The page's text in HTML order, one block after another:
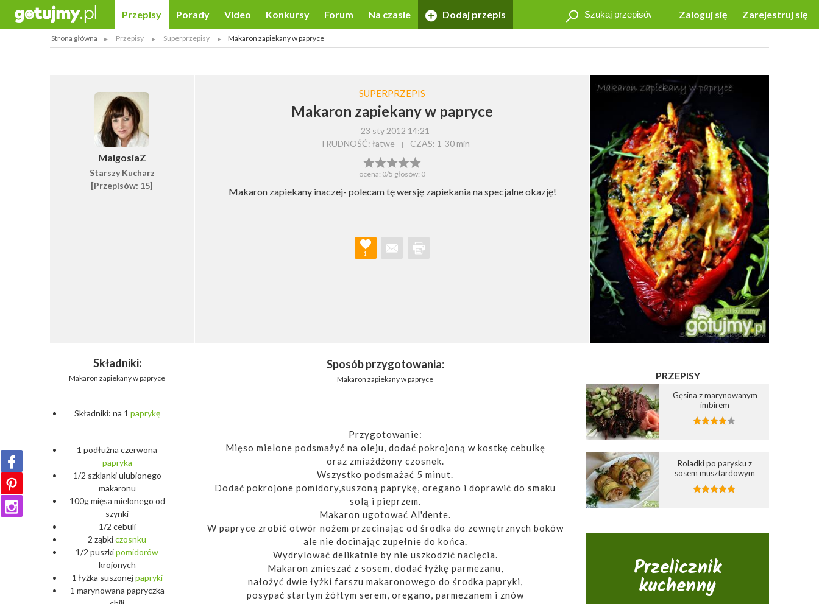
Zaloguj się Zarejestruj się
Przepisy Porady Video Konkursy Forum Na czasie Dodaj przepis
Strona główna Przepisy Superprzepisy Makaron zapiekany w papryce
MalgosiaZ
Starszy Kucharz
[Przepisów: 15]
SUPERPRZEPIS
Makaron zapiekany w papryce
23 sty 2012 14:21
TRUDNOŚĆ: łatwe
CZAS: 1-30 min
ocena: 0/5 głosów: 0
Makaron zapiekany inaczej- polecam tę wersję zapiekania na specjalne okazję!
1
Składniki:
Makaron zapiekany w papryce
Składniki: na 1 paprykę
1 podłużna czerwona
papryka
1/2 szklanki ulubionego
makaronu
100g mięsa mielonego od
szynki
1/2 cebuli
2 ząbkiczosnku
1/2 puszkipomidorów
krojonych
1 łyżka suszonejpapryki
1 marynowana papryczka
Sposób przygotowania:
Makaron zapiekany w papryce
Przygotowanie:
Mięso mielone podsmażyć na oleju, dodać pokrojoną w kostkę cebulkę
oraz zmiażdżony czosnek.
Wszystko podsmażać 5 minut.
Dodać pokrojone pomidory,suszoną paprykę, oregano i doprawić do smaku
solą i pieprzem.
Makaron ugotować Al'dente.
W papryce zrobić otwór nożem przecinając od środka do zewnętrznych boków
ale nie docinając zupełnie do końca.
Wydrylować delikatnie by nie uszkodzić nacięcia.
Makaron zmieszać z sosem, dodać łyżkę parmezanu,
nałożyć dwie łyżki farszu makaronowego do środka papryki,
posypać startym żółtym serem, oregano, parmezanem i znów
PRZEPISY
Gęsina z marynowanym
imbirem
Roladki po parysku z
sosem musztardowym
Przelicznik
kuchenny